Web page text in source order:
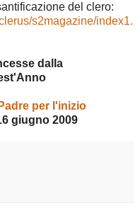
del clero:
s2magazine/index1.
dalla
per l'inizio
giugno 2009